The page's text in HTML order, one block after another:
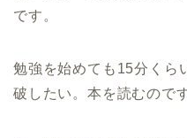
です。
勉強を始めても15分くら
破したい。本を読むので